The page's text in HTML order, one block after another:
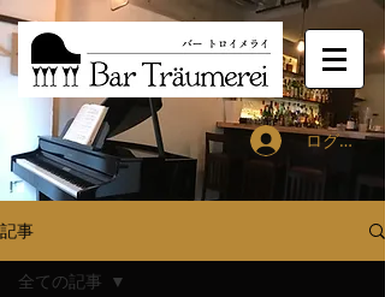
ログイン
記事
全ての記事